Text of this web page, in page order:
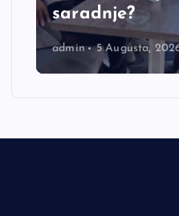
saradnje?
admin 5 Augusta,